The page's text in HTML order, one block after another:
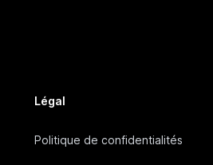
Légal
Politique de confidentialités